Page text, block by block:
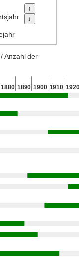
Anzahl der
1880 1890 1900 1910 1920